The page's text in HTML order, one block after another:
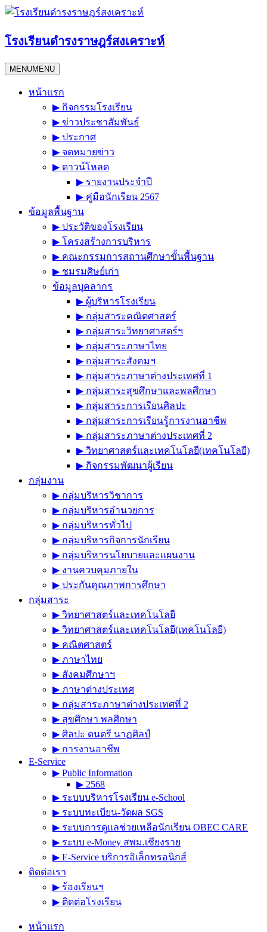
Skip
โรงเรียนดำรงราษฎร์สงเคราะห์
MENUMENU
หน้าแรก
▶︎ กิจกรรมโรงเรียน
▶︎ ข่าวประชาสัมพันธ์
▶︎ ประกาศ
▶︎ จดหมายข่าว
▶︎ ดาวน์โหลด
▶︎ รายงานประจำปี
▶︎ คู่มือนักเรียน 2567
ข้อมูลพื้นฐาน
▶︎ ประวัติของโรงเรียน
▶︎ โครงสร้างการบริหาร
▶︎ คณะกรรมการสถานศึกษาขั้นพื้นฐาน
▶︎ ชมรมศิษย์เก่า
ข้อมูลบุคลากร
▶︎ ผู้บริหารโรงเรียน
▶︎ กลุ่มสาระคณิตศาสตร์
▶︎ กลุ่มสาระวิทยาศาสตร์ฯ
▶︎ กลุ่มสาระภาษาไทย
▶︎ กลุ่มสาระสังคมฯ
▶︎ กลุ่มสาระภาษาต่างประเทศที่ 1
▶︎ กลุ่มสาระสุขศึกษาและพลศึกษา
▶︎ กลุ่มสาระการเรียนศิลปะ
▶︎ กลุ่มสาระการเรียนรู้การงานอาชีพ
▶︎ กลุ่มสาระภาษาต่างประเทศที่ 2
▶︎ วิทยาศาสตร์และเทคโนโลยี(เทคโนโลยี)
▶︎ กิจกรรมพัฒนาผู้เรียน
กลุ่มงาน
▶︎ กลุ่มบริหารวิชาการ
▶︎ กลุ่มบริหารอำนวยการ
▶︎ กลุ่มบริหารทั่วไป
▶︎ กลุ่มบริหารกิจการนักเรียน
▶︎ กลุ่มบริหารนโยบายและแผนงาน
▶︎ งานควบคุมภายใน
▶︎ ประกันคุณภาพการศึกษา
กลุ่มสาระ
▶︎ วิทยาศาสตร์และเทคโนโลยี
▶︎ วิทยาศาสตร์และเทคโนโลยี(เทคโนโลยี)
▶︎ คณิตศาสตร์
▶︎ ภาษาไทย
▶︎ สังคมศึกษาฯ
▶︎ ภาษาต่างประเทศ
▶︎ กลุ่มสาระภาษาต่างประเทศที่ 2
▶︎ สุขศึกษา พลศึกษา
▶︎ ศิลปะ ดนตรี นาฏศิลป์
▶︎ การงานอาชีพ
E-Service
▶︎ Public Information
▶︎ 2568
▶︎ ระบบบริหารโรงเรียน e-School
▶︎ ระบบทะเบียน-วัดผล SGS
▶︎ ระบบการดูแลช่วยเหลือนักเรียน OBEC CARE
▶︎ ระบบ e-Money สพม.เชียงราย
▶︎ E-Service บริการอิเล็กทรอนิกส์
ติดต่อเรา
▶︎ ร้องเรียนฯ
▶︎ ติดต่อโรงเรียน
หน้าแรก